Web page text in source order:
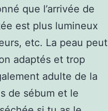
que l’arrivée de
est plus lumineux
etc. La peau peut
adaptés et trop
adulte de la
de sébum et le